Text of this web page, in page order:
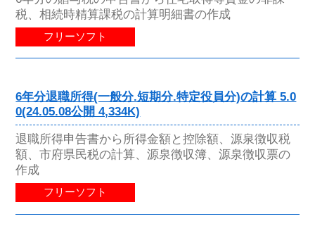
税、相続時精算課税の計算明細書の作成
フリーソフト
6年分退職所得(一般分.短期分.特定役員分)の計算 5.0
0(24.05.08公開 4,334K)
退職所得申告書から所得金額と控除額、源泉徴収税
額、市府県民税の計算、源泉徴収簿、源泉徴収票の
作成
フリーソフト